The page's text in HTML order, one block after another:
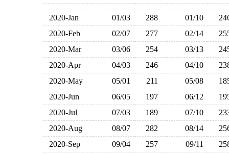
2020-Jan 01/03 288 01/10
2020-Feb
02/07 277 02/14
2020-Mar
03/06 254 03/13
2020-Apr
04/03 246 04/10
2020-May
05/01 211 05/08
2020-Jun
06/05 197 06/12
2020-Jul
07/03 189 07/10
2020-Aug
08/07 282 08/14
2020-Sep
09/04 257 09/11